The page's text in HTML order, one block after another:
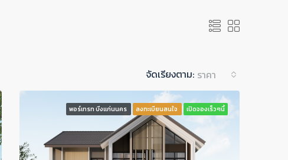
จัดเรียงตาม: ราคา
พอร์เทรท บึงแก่นนคร ลงทะเบียนสนใจ เปิดจองเร็วๆนี้